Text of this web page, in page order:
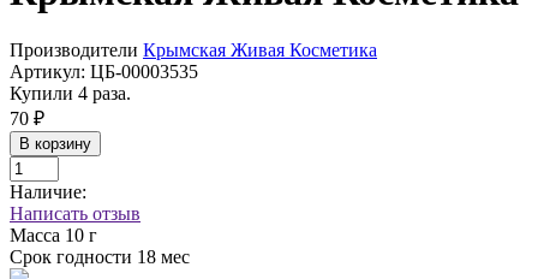
Производители Крымская Живая Косметика
Артикул: ЦБ-00003535
Купили 4 раза.
70 ₽
В корзину
Наличие:
Написать отзыв
Масса 10 г
Срок годности 18 мес